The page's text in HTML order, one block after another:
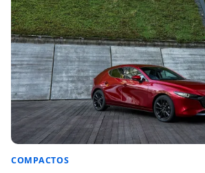
COMPACTOS